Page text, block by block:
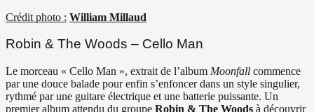
Crédit photo : William Millaud
Robin & The Woods – Cello Man
Le morceau « Cello Man », extrait de l’album Moonfall commence
par une douce balade pour enfin s’enfoncer dans un style singulier,
rythmé par une guitare électrique et une batterie puissante. Un
premier album attendu du groupe Robin & The Woods à découvrir